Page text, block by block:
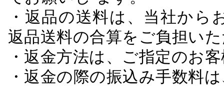
・返品の送料は、当社か
返品送料の合算をご負担い
・返金方法は、ご指定のお
・返金の際の振込み手数料